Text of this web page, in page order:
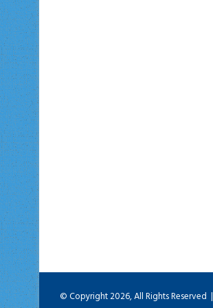
© Copyright 2026, All Rights Reserved |